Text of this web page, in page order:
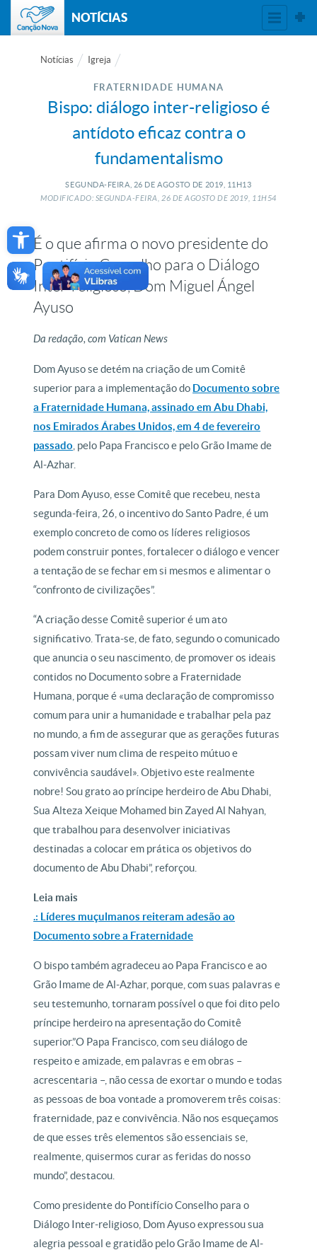
Open toolbar
NOTÍCIAS
Notícias Igreja
FRATERNIDADE HUMANA
Bispo: diálogo inter-religioso é
antídoto eficaz contra o
fundamentalismo
SEGUNDA-FEIRA, 26 DE AGOSTO DE 2019, 11H13
MODIFICADO: SEGUNDA-FEIRA, 26 DEAGOSTO DE 2019, 11H54
É o que afirma o novo presidente do
Pontifício Conselho para o Diálogo
Inter-religioso, Dom Miguel Ángel
Ayuso
Da redação, com Vatican News
Dom Ayuso se detém na criação de um Comitê
superior para a implementação do Documento sobre
a Fraternidade Humana, assinado em Abu Dhabi,
nos Emirados Árabes Unidos, em 4 de fevereiro
passado , pelo Papa Francisco e pelo Grão Imame de
Al-Azhar.
Para Dom Ayuso, esse Comitê que recebeu, nesta
segunda-feira, 26, o incentivo do Santo Padre, é um
exemplo concreto de como os líderes religiosos
podem construir pontes, fortalecer o diálogo e vencer
a tentação de se fechar em si mesmos e alimentar o
“confronto de civilizações”.
“A criação desse Comitê superior é um ato
significativo. Trata-se, de fato, segundo o comunicado
que anuncia o seu nascimento, de promover os ideais
contidos no Documento sobre a Fraternidade
Humana, porque é «uma declaração de compromisso
comum para unir a humanidade e trabalhar pela paz
no mundo, a fim de assegurar que as gerações futuras
possam viver num clima de respeito mútuo e
convivência saudável». Objetivo este realmente
nobre! Sou grato ao príncipe herdeiro de Abu Dhabi,
Sua Alteza Xeique Mohamed bin Zayed Al Nahyan,
que trabalhou para desenvolver iniciativas
destinadas a colocar em prática os objetivos do
documento de Abu Dhabi”, reforçou.
Leia mais
.: Líderes muçulmanos reiteram adesão ao
Documento sobre a Fraternidade
O bispo também agradeceu ao Papa Francisco e ao
Grão Imame de Al-Azhar, porque, com suas palavras e
seu testemunho, tornaram possível o que foi dito pelo
príncipe herdeiro na apresentação do Comitê
superior.”O Papa Francisco, com seu diálogo de
respeito e amizade, em palavras e em obras –
acrescentaria –, não cessa de exortar o mundo e todas
as pessoas de boa vontade a promoverem três coisas:
fraternidade, paz e convivência. Não nos esqueçamos
de que esses três elementos são essenciais se,
realmente, quisermos curar as feridas do nosso
mundo”, destacou.
Como presidente do Pontifício Conselho para o
Diálogo Inter-religioso, Dom Ayuso expressou sua
alegria pessoal e gratidão pelo Grão Imame de Al-